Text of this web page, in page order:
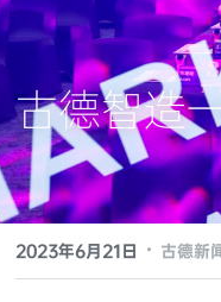
古德智造
2023年6月21日 · 古德新